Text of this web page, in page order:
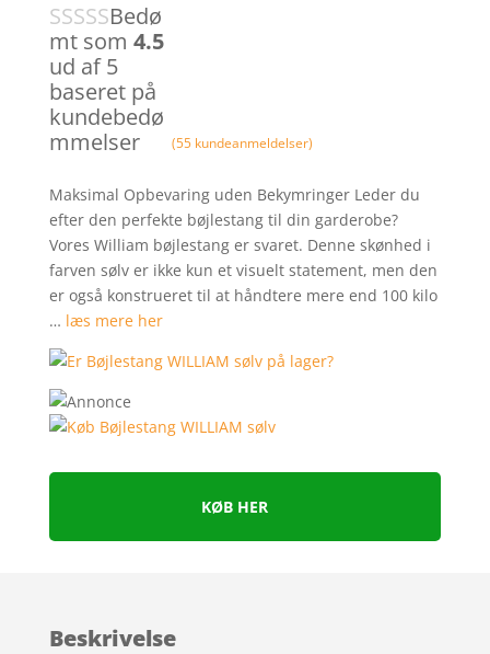
Bedø
mt som 4.5
ud af 5
baseret på
kundebedø
mmelser
(55kundeanmeldelser)
Maksimal Opbevaring uden Bekymringer Leder du
efter den perfekte bøjlestang til din garderobe?
Vores William bøjlestang er svaret. Denne skønhed i
farven sølv er ikke kun et visuelt statement, men den
er også konstrueret til at håndtere mere end 100 kilo
… læs mere her
KØB HER
Beskrivelse